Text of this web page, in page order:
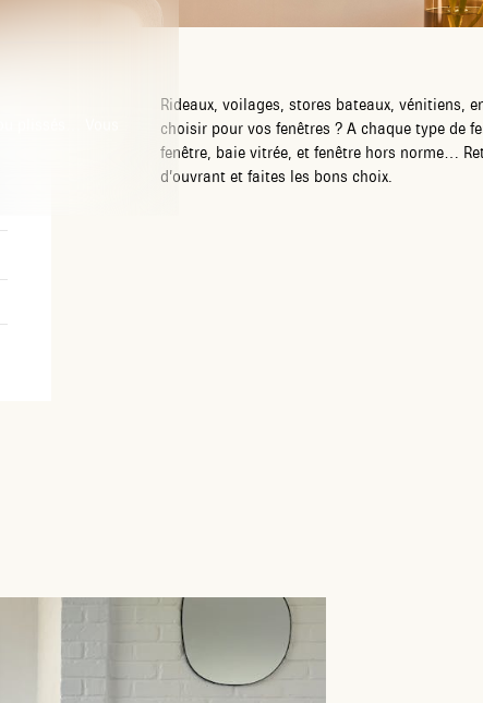
Rideaux, voilages, stores bateaux, vénitiens,
choisir pour vos fenêtres ? A chaque type de
fenêtre, baie vitrée, et fenêtre hors norme…
d’ouvrant et faites les bons choix.